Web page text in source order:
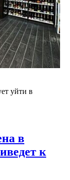
уйти в
в
к